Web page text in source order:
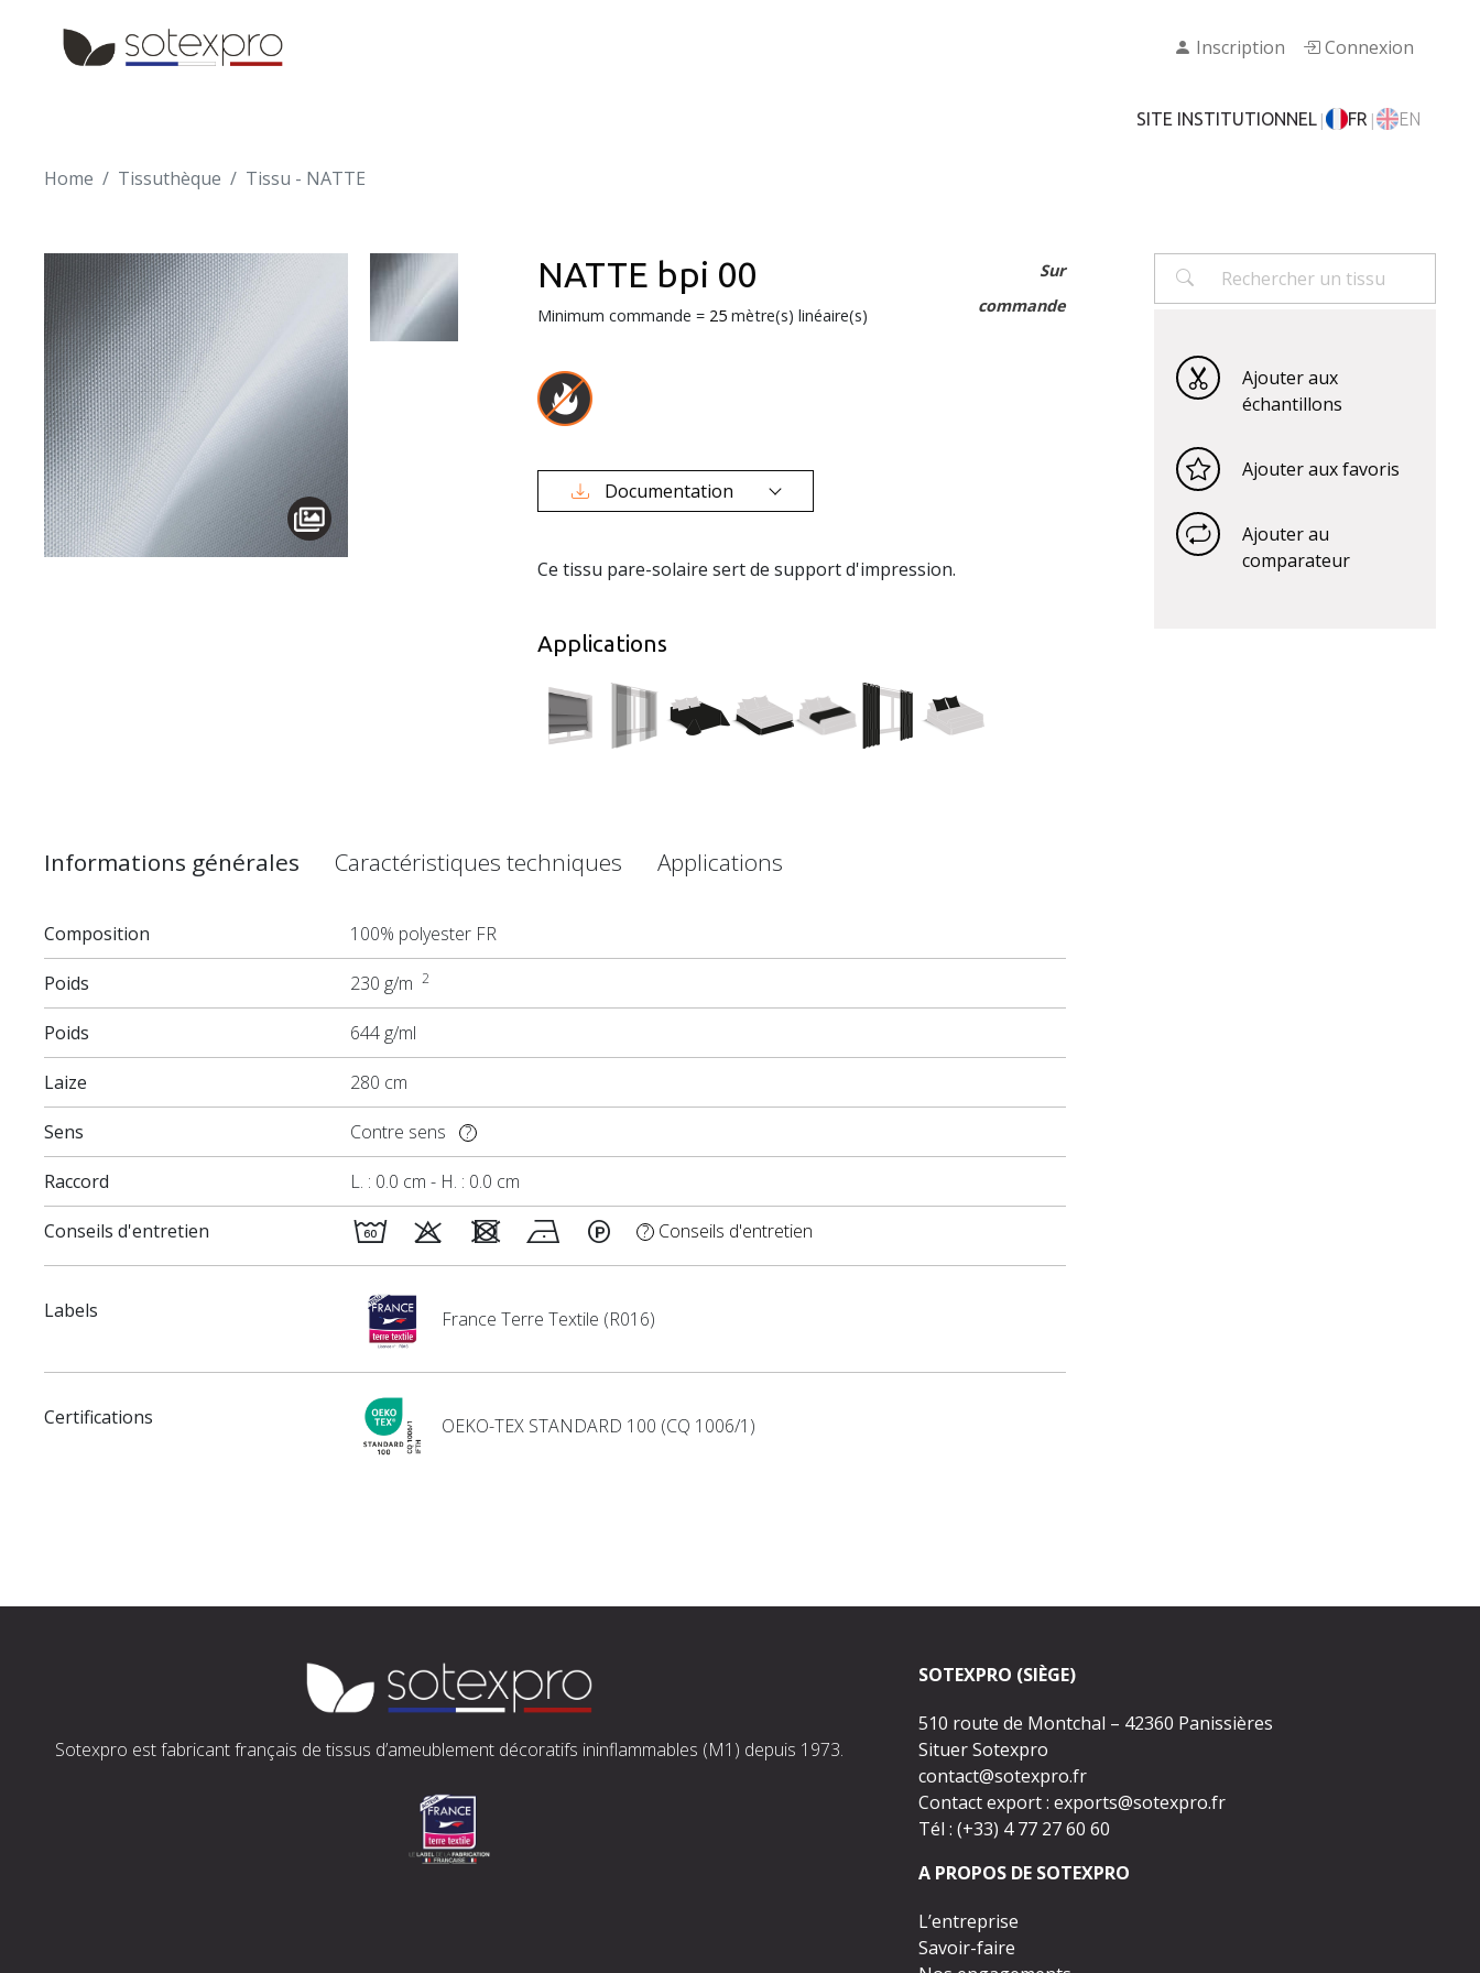
Skip to main content
Inscription
Connexion
SITE INSTITUTIONNEL | FR | EN
Home Tissuthèque Tissu - NATTE
NATTE bpi 00
Minimum commande = 25 mètre(s) linéaire(s)
Sur
commande
Documentation
Ce tissu pare-solaire sert de support d'impression.
Applications
Ajouter aux
échantillons
Ajouter aux favoris
Ajouter au
comparateur
Informations générales Caractéristiques techniques Applications
Composition 100% polyester FR
Poids 230 g/m 2
Poids 644 g/ml
Laize 280 cm
Sens Contre sens ?
Raccord L. : 0.0 cm - H. : 0.0 cm
Conseils d'entretien ? Conseils d'entretien
Labels France Terre Textile (R016)
Certifications OEKO-TEX STANDARD 100 (CQ 1006/1)
Sotexpro est fabricant français de tissus d’ameublement décoratifs ininflammables (M1) depuis 1973.
SOTEXPRO (SIÈGE)
510 route de Montchal – 42360 Panissières
Situer Sotexpro
contact@sotexpro.fr
Contact export :exports@sotexpro.fr
Tél : (+33) 4 77 27 60 60
A PROPOS DE SOTEXPRO
L’entreprise
Savoir-faire